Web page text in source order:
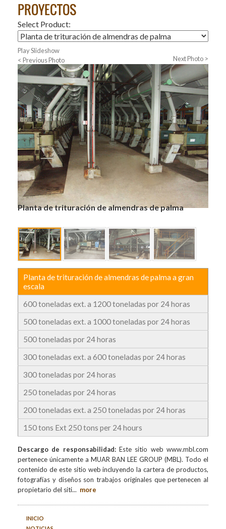
PROYECTOS
Select Product:
Play Slideshow
< Previous Photo
Next Photo >
Planta de trituración de almendras de palma
Planta de trituración de almendras de palma a gran
escala
600 toneladas ext. a 1200 toneladas por 24 horas
500 toneladas ext. a 1000 toneladas por 24 horas
500 toneladas por 24 horas
300 toneladas ext. a 600 toneladas por 24 horas
300 toneladas por 24 horas
250 toneladas por 24 horas
200 toneladas ext. a 250 toneladas por 24 horas
150 tons Ext 250 tons per 24 hours
Descargo de responsabilidad: Este sitio web www.mbl.com
pertenece únicamente a MUAR BAN LEE GROUP (MBL). Todo el
contenido de este sitio web incluyendo la cartera de productos,
fotografías y diseños son trabajos originales que pertenecen al
propietario del siti... more
INICIO